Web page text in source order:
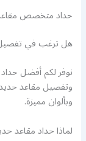
حداد متخصص
هل ترغب في
نوفر لكم أفضل
وتفصيل مقاعد
وبألوان مميزة.
لماذا حداد مقاعد